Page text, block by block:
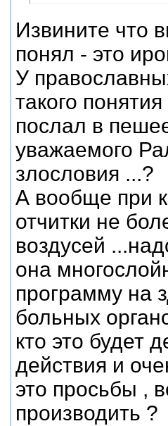
Извините что
понял - это
У
такого
послал в
уважаемого
злословия ...?
А вообще при
отчитки не
воздусей
она
программу на
больных
кто это будет
действия и
это просьбы ,
производить ?